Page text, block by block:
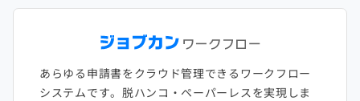
あらゆる申請書をクラウド管理できるワークフロー
システムです。脱ハンコ・ペーパーレスを実現しま